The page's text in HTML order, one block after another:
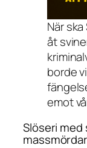
När
åt
borde
emot
Slöseri